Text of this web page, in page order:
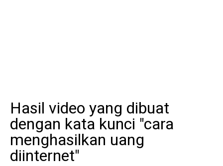
Hasil video yang dibuat
dengan kata kunci "cara
menghasilkan uang
diinternet"